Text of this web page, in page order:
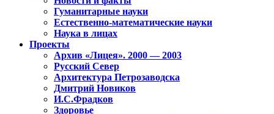
Гуманитарные науки
Естественно-математические науки
Наука в лицах
Проекты
Архив «Лицея». 2000 — 2003
Русский Север
Архитектура Петрозаводска
Дмитрий Новиков
И.С.Фрадков
Здоровье